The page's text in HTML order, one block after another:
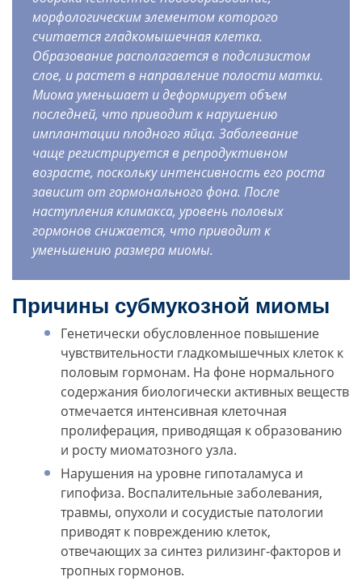
морфологическим элементом которого
считается гладкомышечная клетка.
Образование располагается в подслизистом
слое, и растет в направление полости матки.
Миома уменьшает и деформирует объем
последней, что приводит к нарушению
имплантации плодного яйца. Заболевание
чаще регистрируется в репродуктивном
возрасте, поскольку интенсивность его роста
зависит от гормонального фона. После
наступления климакса, уровень половых
гормонов снижается, что приводит к
уменьшению размера миомы.
Причины субмукозной миомы
Генетически обусловленное повышение
чувствительности гладкомышечных клеток к
половым гормонам. На фоне нормального
содержания биологически активных веществ
отмечается интенсивная клеточная
пролиферация, приводящая к образованию
и росту миоматозного узла.
Нарушения на уровне гипоталамуса и
гипофиза. Воспалительные заболевания,
травмы, опухоли и сосудистые патологии
приводят к повреждению клеток,
отвечающих за синтез рилизинг-факторов и
тропных гормонов.